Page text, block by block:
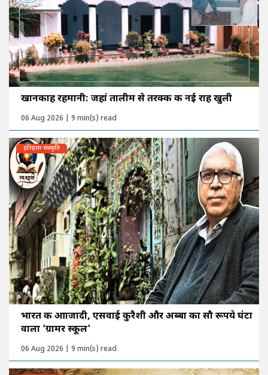
खानकाह रहमानी: जहां तालीम से तरक्की की नई राह खुली
06 Aug 2026 | 9 min(s) read
इतिहास-संस्कृति
भारत की आाजादी, एसवाई कुरैशी और अब्बा का सौ रूपये घंटा
वाला ‘ग्रामर स्कूल'
06 Aug 2026 | 9 min(s) read